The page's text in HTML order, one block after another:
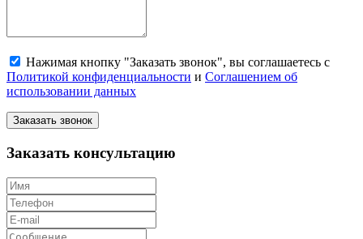
Нажимая кнопку "Заказать звонок", вы соглашаетесь с
Политикой конфиденциальности и Соглашением об
использовании данных
Заказать звонок
Заказать консультацию